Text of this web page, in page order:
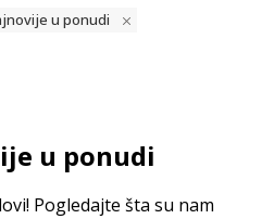
u ponudi
u ponudi
Pogledajte šta su nam